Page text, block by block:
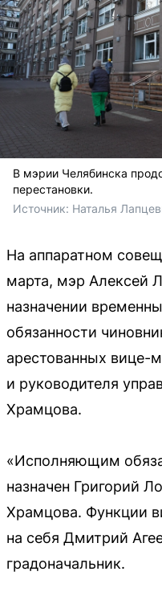
В мэрии Челябинска
перестановки.
Источник: Наталья
На аппаратном
марта, мэр Алексей
назначении
обязанности
арестованных вице-
и руководителя
Храмцова.
«Исполняющим
назначен Григорий
Храмцова. Функции
на себя Дмитрий
градоначальник.